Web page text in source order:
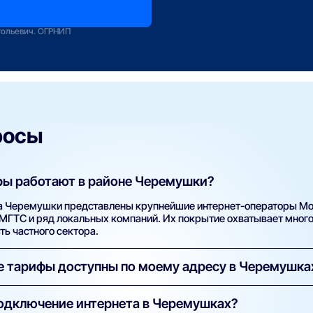
ОГРНИП
работают в районе Черемушки?
Черемушки представлены крупнейшие интернет-операторы
и ряд локальных компаний. Их покрытие охватывает
частного сектора.
тарифы доступны по моему адресу в
и тарифов с указанием скорости, стоимости,
интернета в Черемушках?